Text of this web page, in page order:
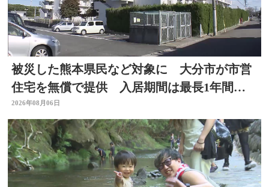
被災した熊本県民など対象に 大分市が市営
住宅を無償で提供 入居期間は最長1年間
【令和8年熊本地震】
2026年08月06日